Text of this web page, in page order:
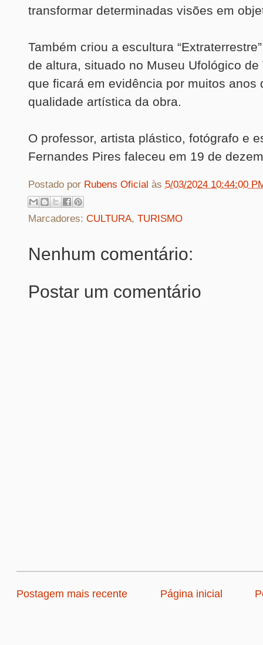
transformar determinadas visões em
Também criou a escultura
de altura, situado no Museu Ufológico de
que ficará em evidência por muitos anos
qualidade artística da obra.
O professor, artista plástico, fotógrafo e
Fernandes Pires faleceu em 19 de
Postado por Rubens Oficial às 5/03/2024 10:44:00
Marcadores: CULTURA, TURISMO
Nenhum comentário:
Postar um comentário
Postagem mais recente Página inicial